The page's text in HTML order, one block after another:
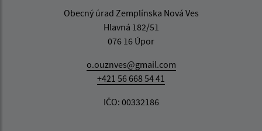
Obecný úrad Zemplínska Nová Ves
Hlavná 182/51
076 16 Úpor
o.ouznves@gmail.com
+421 56 668 54 41
IČO: 00332186